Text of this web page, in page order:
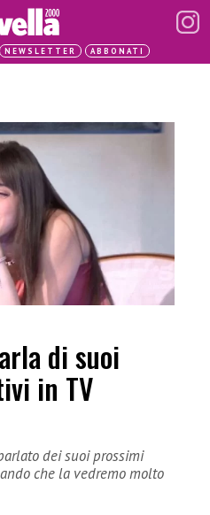
NEWSLETTER ABBONATI
di suoi
in TV
dei suoi prossimi
che la vedremo molto